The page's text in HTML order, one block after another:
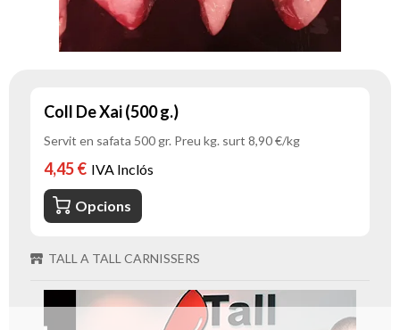
Coll De Xai (500 g.)
Servit en safata 500 gr. Preu kg. surt 8,90 €/kg
4,45 € IVA Inclós
Opcions
TALL A TALL CARNISSERS